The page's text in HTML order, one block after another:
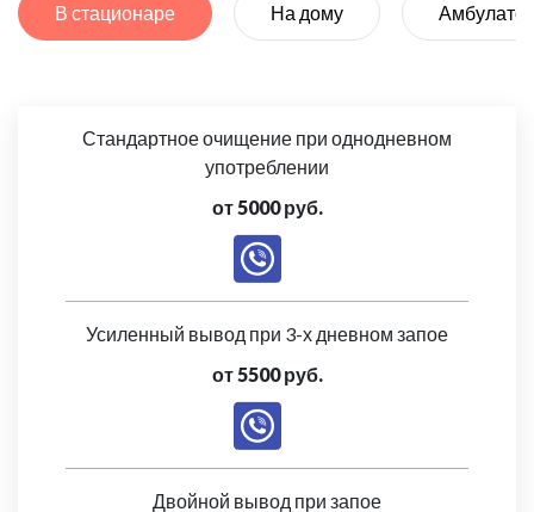
В стационаре На дому
Стандартное очищение при однодневном
употреблении
от 5000 руб.
Усиленный вывод при 3-х дневном запое
от 5500 руб.
Двойной вывод при запое